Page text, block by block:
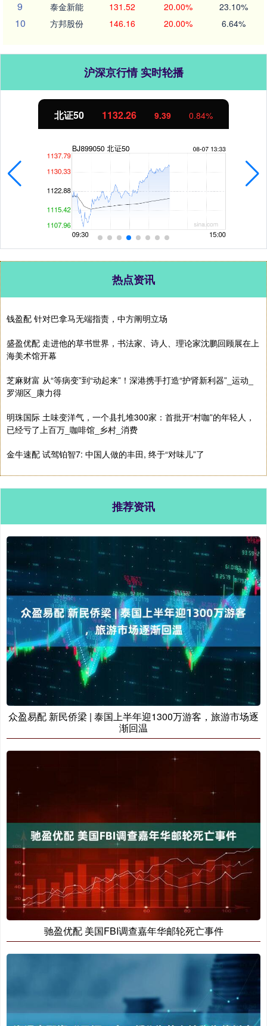
9 泰金新能 131.52 20.00% 23.10%
10 方邦股份 146.16 20.00% 6.64%
沪深京行情 实时轮播
北证50 1132.26 9.39 0.84%
热点资讯
钱盈配 针对巴拿马无端指责，中方阐明立场
盛盈优配 走进他的草书世界，书法家、诗人、理论家沈鹏回顾展在上
海美术馆开幕
芝麻财富 从“等病变”到“动起来”！深港携手打造“护肾新利器”_运动_
罗湖区_康力得
明珠国际 土味变洋气，一个县扎堆300家：首批开“村咖”的年轻人，
已经亏了上百万_咖啡馆_乡村_消费
金牛速配 试驾铂智7: 中国人做的丰田, 终于“对味儿”了
推荐资讯
众盈易配 新民侨梁 | 泰国上半年迎1300万游客，旅游市场逐
渐回温
驰盈优配 美国FBI调查嘉年华邮轮死亡事件